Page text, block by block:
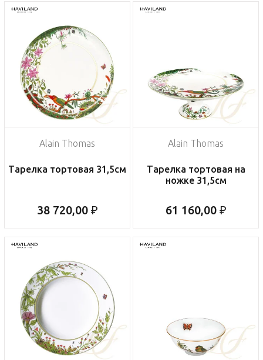
Alain Thomas
Тарелка тортовая 31,5см
38 720,00 ₽
Alain Thomas
Тарелка тортовая на
ножке 31,5см
61 160,00 ₽